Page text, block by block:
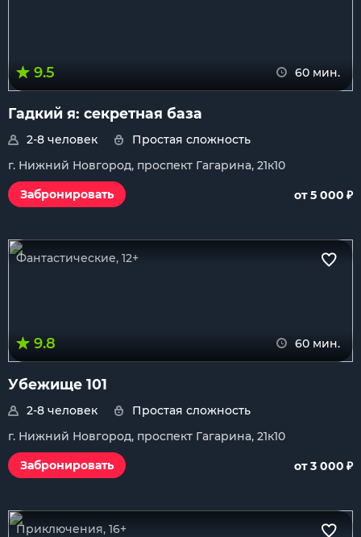
9.5 60 мин.
Гадкий я: секретная база
2-8 человек
Простая сложность
г. Нижний Новгород, проспект Гагарина, 21к10
Забронировать
от 5 000 ₽
Фантастические, 12+
9.8 60 мин.
Убежище 101
2-8 человек
Простая сложность
г. Нижний Новгород, проспект Гагарина, 21к10
Забронировать
от 3 000 ₽
Приключения, 16+